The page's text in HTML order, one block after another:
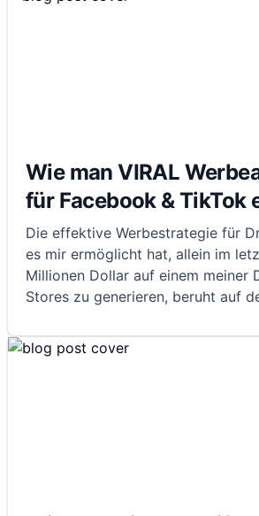
Wie man VIRAL
für Facebook & TikTok
Die effektive Werbestrategie für
es mir ermöglicht hat, allein im
Millionen Dollar auf einem meiner
Stores zu generieren, beruht auf